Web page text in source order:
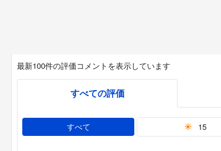
最新100件の評価コメントを表示しています
すべての評価
すべて 15